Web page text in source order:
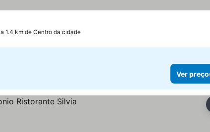
a 1.4 km de Centro da cidade
Ver